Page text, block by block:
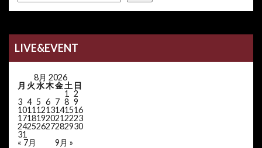
LIVE&EVENT
8月 2026
月 火水木金土 日
1 2
3 4 5 6 7 8 9
10111213141516
17181920212223
24252627282930
31
« 7月
9月 »